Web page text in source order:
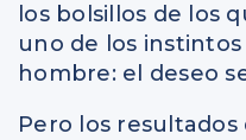
los bolsillos de los
uno de los
hombre: el deseo
Pero los